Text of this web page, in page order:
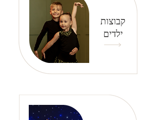
קבוצות
ילדים